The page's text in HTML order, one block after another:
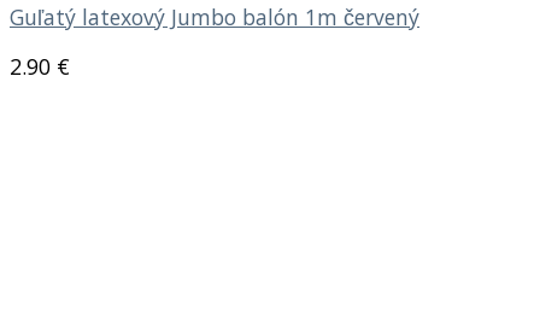
Guľatý latexový Jumbo balón 1m červený
2.90 €